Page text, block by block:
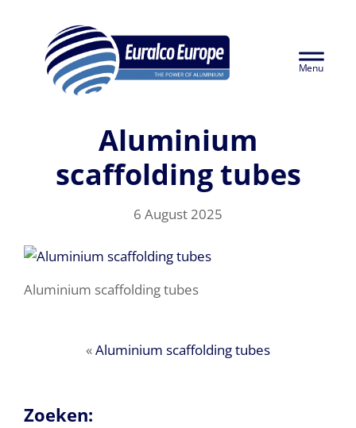
main
content
Euralco Europe -
The Power of
Header
Aluminium
scaffolding tubes
6 August 2025
Aluminium scaffolding tubes
«Aluminium scaffolding tubes
Zoeken: